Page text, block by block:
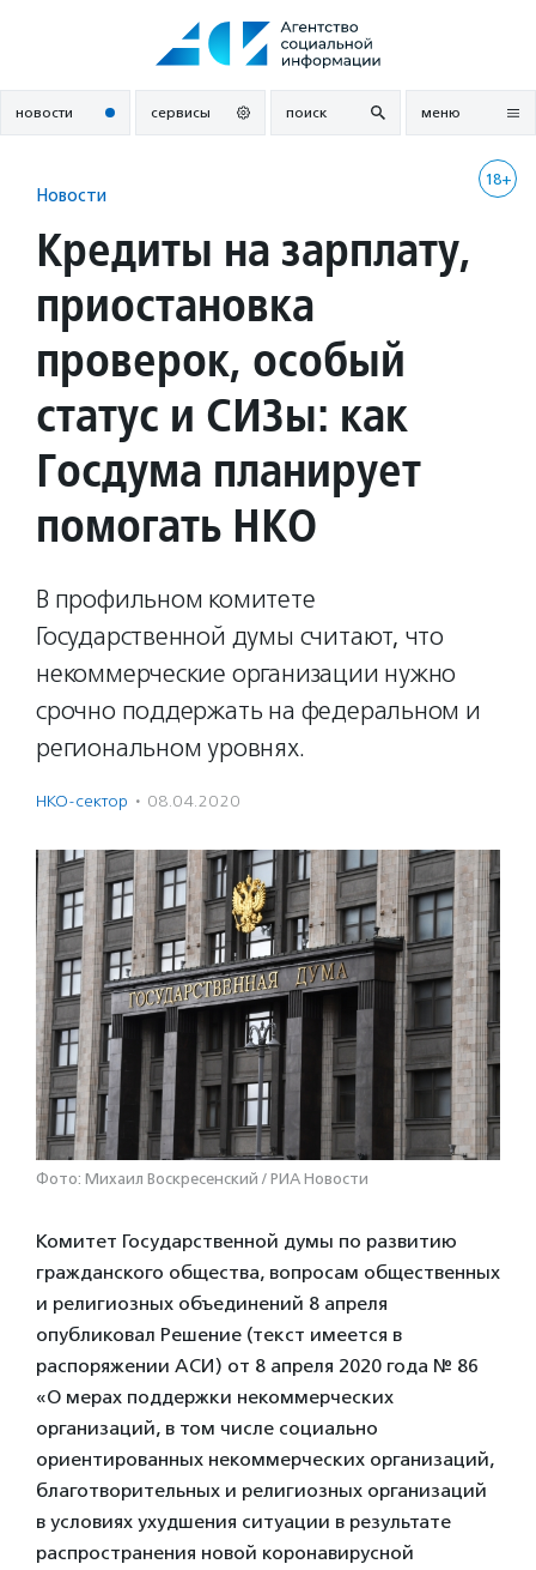
новости сервисы поиск меню
18+
Новости
Кредиты на зарплату,
приостановка
проверок, особый
статус и СИЗы: как
Госдума планирует
помогать НКО
В профильном комитете
Государственной думы считают, что
некоммерческие организации нужно
срочно поддержать на федеральном и
региональном уровнях.
НКО-сектор · 08.04.2020
Фото: Михаил Воскресенский / РИА Новости
Комитет Государственной думы по развитию
гражданского общества, вопросам общественных
и религиозных объединений 8 апреля
опубликовал Решение (текст имеется в
распоряжении АСИ) от 8 апреля 2020 года № 86
«О мерах поддержки некоммерческих
организаций, в том числе социально
ориентированных некоммерческих организаций,
благотворительных и религиозных организаций
в условиях ухудшения ситуации в результате
распространения новой коронавирусной